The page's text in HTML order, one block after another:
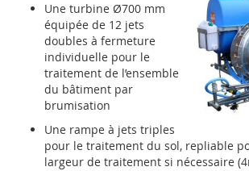
Une turbine Ø700 mm
équipée de 12 jets
doubles à fermeture
individuelle pour le
traitement de l’ensemble
du bâtiment par
brumisation
Une rampe à jets triples
pour le traitement du sol, repliable
largeur de traitement si nécessaire